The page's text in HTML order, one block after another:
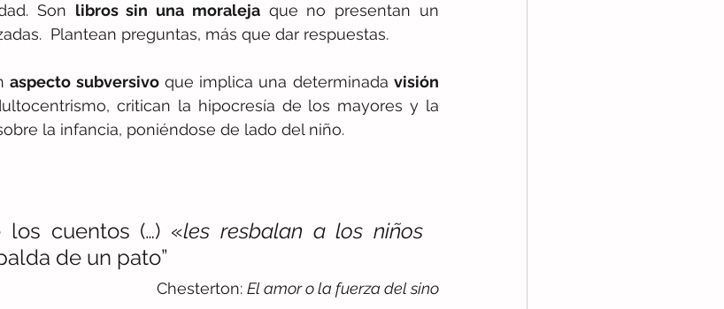
Son libros sin una moraleja que no presentan un
Plantean preguntas, más que dar respuestas.
aspecto subversivo que implica una determinada visión
critican la hipocresía de los mayores y la
la infancia, poniéndose de lado del niño.
los cuentos (…) «les resbalan a los niños
de un pato”
Chesterton: El amor o la fuerza del sino